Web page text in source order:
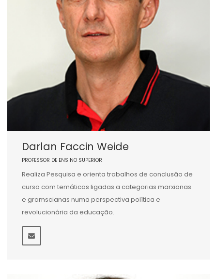
Darlan Faccin Weide
PROFESSOR DE ENSINO SUPERIOR
Realiza Pesquisa e orienta trabalhos de conclusão de
curso com temáticas ligadas a categorias marxianas
e gramscianas numa perspectiva política e
revolucionária da educação.